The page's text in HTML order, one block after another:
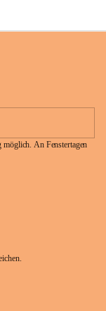
möglich. An Fenstertagen